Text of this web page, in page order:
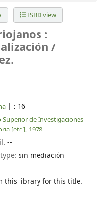
ISBD view
:
/
| ; 16
Superior de Investigaciones
[etc.], 1978
il. --
sin mediación
this library for this title.